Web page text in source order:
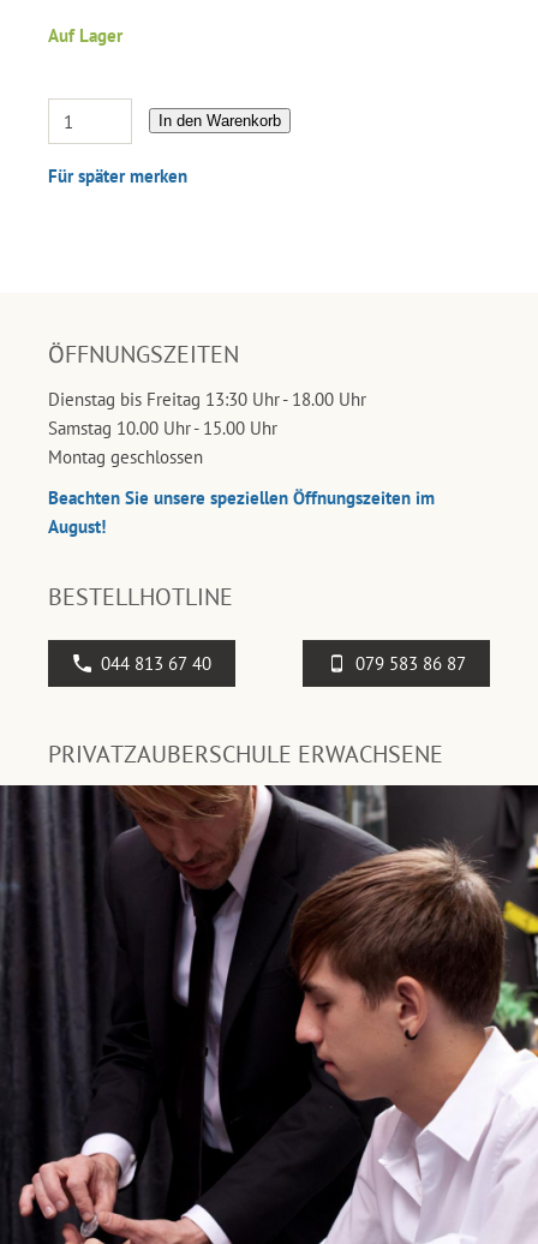
Auf Lager
In den Warenkorb
Für später merken
ÖFFNUNGSZEITEN
Dienstag bis Freitag 13:30 Uhr - 18.00 Uhr
Samstag 10.00 Uhr - 15.00 Uhr
Montag geschlossen
Beachten Sie unsere speziellen Öffnungszeiten im
August!
BESTELLHOTLINE
044 813 67 40 079 583 86 87
PRIVATZAUBERSCHULE ERWACHSENE